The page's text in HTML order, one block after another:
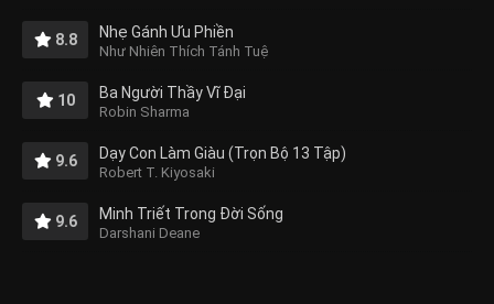
8.8 Nhẹ Gánh Ưu Phiền
Như Nhiên Thích Tánh Tuệ
10 Ba Người Thầy Vĩ Đại
Robin Sharma
9.6 Dạy Con Làm Giàu (Trọn Bộ 13 Tập)
Robert T. Kiyosaki
9.6 Minh Triết Trong Đời Sống
Darshani Deane